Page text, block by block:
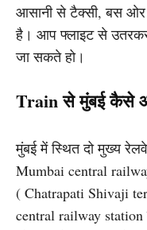
आसानी से टैक्सी, बस ओर
है। आप फ्लाइट से
जा सकते हो।
Train से मुंबई कैसे
मुंबई में स्थित दो मुख्य
Mumbai central
( Chatrapati Shivaji
central railway